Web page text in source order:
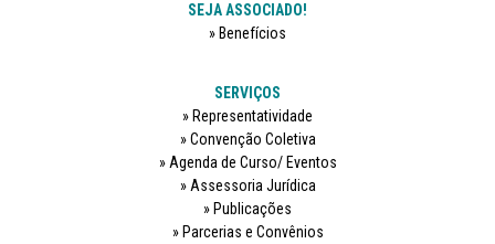
SEJA ASSOCIADO!
Benefícios
SERVIÇOS
Representatividade
Convenção Coletiva
Agenda de Curso/ Eventos
Assessoria Jurídica
Publicações
Parcerias e Convênios